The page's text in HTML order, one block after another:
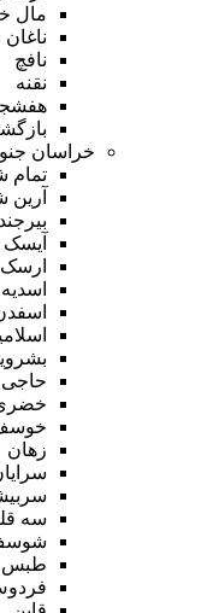
مال
ناغان
نافچ
نقنه
خراسان
تمام
آرین
بیرجند
آیسک
ارسک
اسدیه
حاجی
زهان
سه
طبس